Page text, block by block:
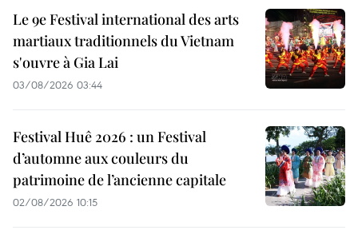
Le 9e Festival international des arts
martiaux traditionnels du Vietnam
s'ouvre à Gia Lai
03/08/2026 03:44
Festival Huê 2026 : un Festival
d’automne aux couleurs du
patrimoine de l’ancienne capitale
02/08/2026 10:15